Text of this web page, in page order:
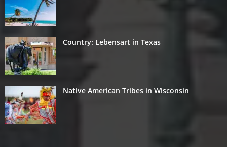
Country: Lebensart in Texas
Native American Tribes in Wisconsin